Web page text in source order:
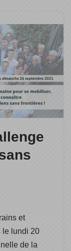
et
le lundi 20
de la